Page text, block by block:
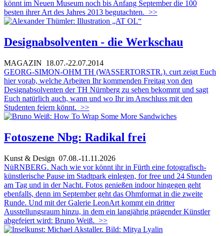
könnt im Neuen Museum noch bis Anfang September die 100
besten ihrer Art des Jahres 2013 begutachten. >>
Designabsolventen - die Werkschau
MAGAZIN 18.07.-22.07.2014
GEORG-SIMON-OHM TH (WASSERTORSTR.). curt zeigt Euch
hier vorab, welche Arbeiten Ihr kommenden Freitag von den
Designabsolventen der TH Nürnberg zu sehen bekommt und sagt
Euch natürlich auch, wann und wo Ihr im Anschluss mit den
Studenten feiern könnt. >>
Fotoszene Nbg: Radikal frei
Kunst & Design 07.08.-11.11.2026
NüRNBERG. Nach wie vor könnt ihr in Fürth eine fotografisch-
künstlerische Pause im Stadtpark einlegen, for free und 24 Stunden
am Tag und in der Nacht. Fotos genießen indoor hingegen geht
ebenfalls, denn im September geht das Ohmformat in die zweite
Runde. Und mit der Galerie LeonArt kommt ein dritter
Ausstellungsraum hinzu, in dem ein langjährig prägender Künstler
abgefeiert wird: Bruno Weiß. >>